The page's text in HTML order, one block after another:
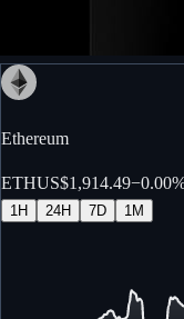
Ethereum
ETHUS$1,914.49−
1H 24H 7D 1M